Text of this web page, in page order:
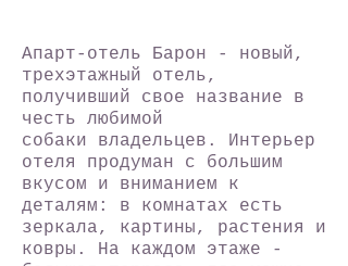
Апарт-отель Барон - новый,
трехэтажный отель,
получивший свое название в
честь любимой
собаки владельцев. Интерьер
отеля продуман с большим
вкусом и вниманием к
деталям: в комнатах есть
зеркала, картины, растения и
ковры. На каждом этаже -